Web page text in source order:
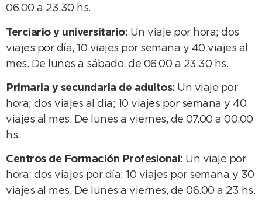
06.00 a 23.30 hs.
Terciario y universitario: Un viaje por hora; dos
viajes por día, 10 viajes por semana y 40 viajes al
mes. De lunes a sábado, de 06.00 a 23.30 hs.
Primaria y secundaria de adultos: Un viaje por
hora; dos viajes al día; 10 viajes por semana y 40
viajes al mes. De lunes a viernes, de 07.00 a 00.00
hs.
Centros de Formación Profesional: Un viaje por
hora; dos viajes por día; 10 viajes por semana y 30
viajes al mes. De lunes a viernes, de 06.00 a 23 hs.